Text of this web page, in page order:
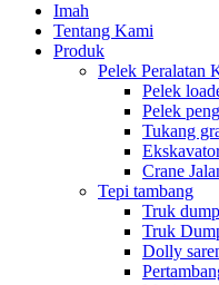
Imah
Tentang Kami
Produk
Pelek Peralatan
Pelek
Pelek
Tukang
Crane
Tepi tambang
Truk
Truk
Dolly